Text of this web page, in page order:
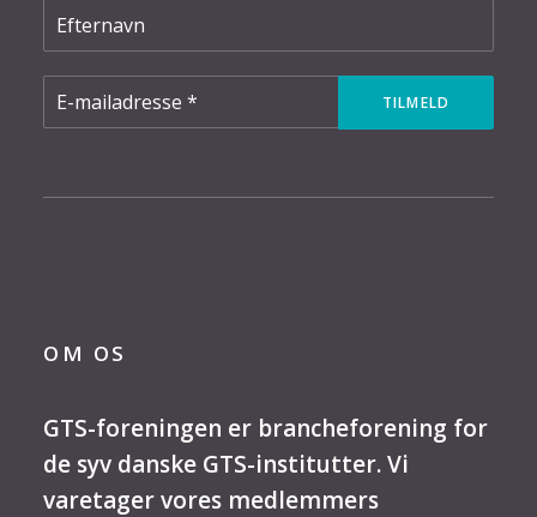
OM OS
GTS-foreningen er brancheforening for
de syv danske GTS-institutter. Vi
varetager vores medlemmers